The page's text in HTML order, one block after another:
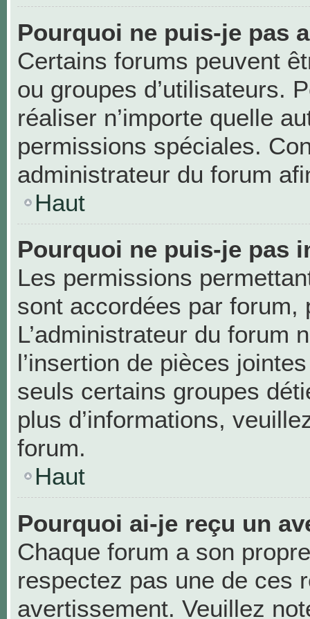
Pourquoi ne puis-je pas
Certains forums peuvent
ou groupes d’utilisateurs.
réaliser n’importe quelle
permissions spéciales.
administrateur du forum
Haut
Pourquoi ne puis-je pas
Les permissions
sont accordées par forum,
L’administrateur du forum
l’insertion de pièces
seuls certains groupes
plus d’informations,
forum.
Haut
Pourquoi ai-je reçu un
Chaque forum a son
respectez pas une de ces
avertissement. Veuillez